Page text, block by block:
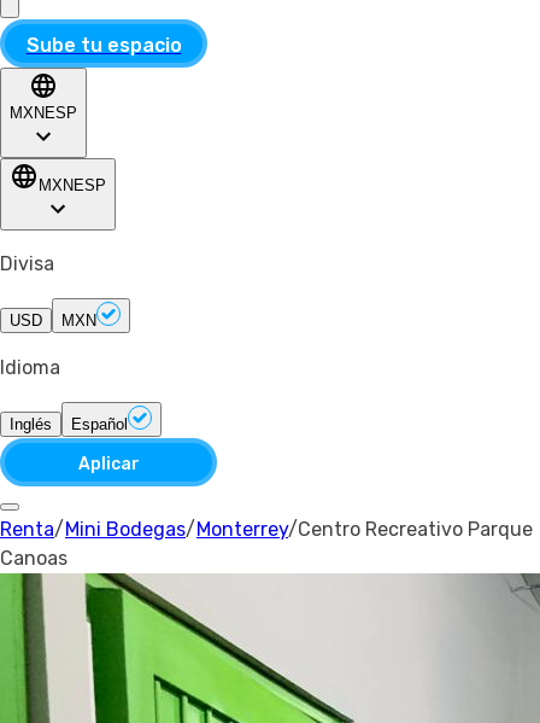
Sube tu espacio
MXN ESP
MXN ESP
Divisa
USD MXN
Idioma
Inglés Español
Aplicar
Renta/ Mini Bodegas/ Monterrey/Centro Recreativo Parque
Canoas